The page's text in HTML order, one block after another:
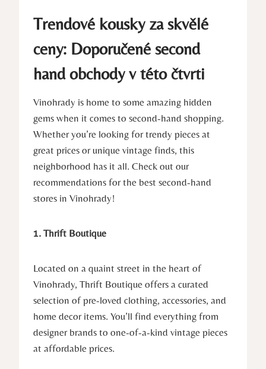
Trendové kousky za skvělé
ceny: Doporučené second
hand obchody v této čtvrti
Vinohrady is home to some amazing hidden
gems when it comes to second-hand shopping.
Whether you’re looking for trendy pieces at
great prices or unique vintage finds, this
neighborhood has it all. Check out our
recommendations for the best second-hand
stores in Vinohrady!
1. Thrift Boutique
Located on a quaint street in the heart of
Vinohrady, Thrift Boutique offers a curated
selection of pre-loved clothing, accessories, and
home decor items. You’ll find everything from
designer brands to one-of-a-kind vintage pieces
at affordable prices.